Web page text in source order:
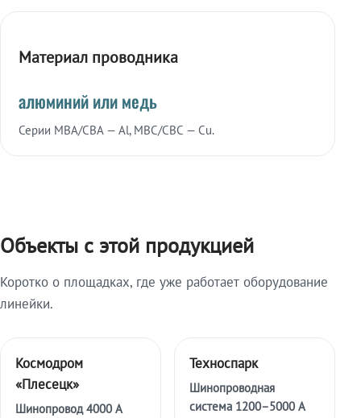
Материал проводника
алюминий или медь
Серии МВА/СВА — Al, МВС/СВС — Cu.
Объекты с этой продукцией
Коротко о площадках, где уже работает оборудование
линейки.
Космодром
«Плесецк»
Шинопровод 4000 А
Техноспарк
Шинопроводная
система 1200–5000 А